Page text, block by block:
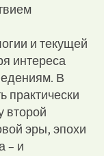
и текущей
интереса
В
практически
второй
эры, эпохи
– и